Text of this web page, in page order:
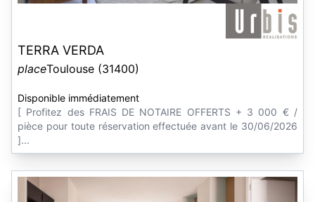
TERRA VERDA
placeToulouse (31400)
Disponible immédiatement
[ Profitez des FRAIS DE NOTAIRE OFFERTS + 3 000 € /
pièce pour toute réservation effectuée avant le 30/06/2026
]...